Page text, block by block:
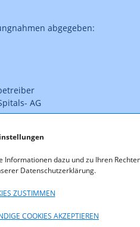
Informationen dazu und zu Ihren
Datenschutzerklärung.
ZUSTIMMEN
COOKIES AKZEPTIEREN
abgegeben:
AG
stehen hier - in einer
Fassung - zum Download
(pdf, 283,9 KB)